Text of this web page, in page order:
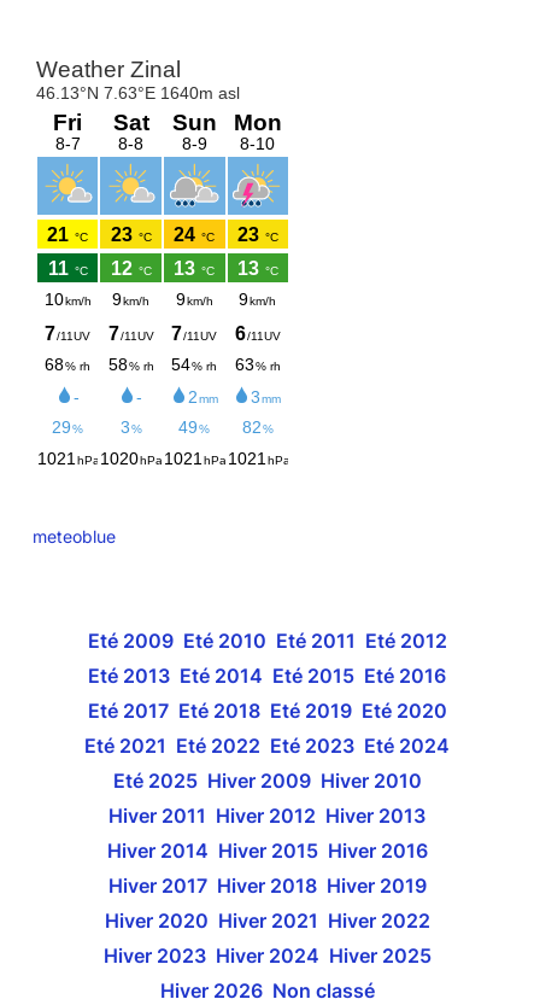
meteoblue
Eté 2009 Eté 2010 Eté 2011 Eté 2012
Eté 2013 Eté 2014 Eté 2015 Eté 2016
Eté 2017 Eté 2018 Eté 2019 Eté 2020
Eté 2021 Eté 2022 Eté 2023 Eté 2024
Eté 2025 Hiver 2009 Hiver 2010
Hiver 2011 Hiver 2012 Hiver 2013
Hiver 2014 Hiver 2015 Hiver 2016
Hiver 2017 Hiver 2018 Hiver 2019
Hiver 2020 Hiver 2021 Hiver 2022
Hiver 2023 Hiver 2024 Hiver 2025
Hiver 2026 Non classé